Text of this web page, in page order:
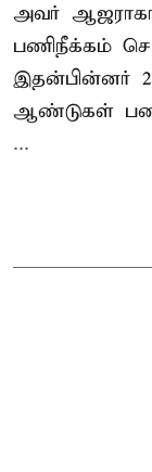
அவர்
பணிநீக்கம்
இதன்பின்னர்
ஆண்டுகள்
...